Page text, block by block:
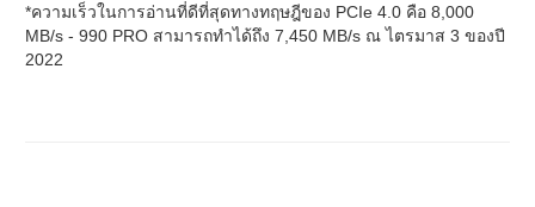
*ความเร็วในการอ่านที่ดีที่สุดทางทฤษฎีของ PCIe 4.0 คือ 8,000
MB/s - 990 PRO สามารถทำได้ถึง 7,450 MB/s ณ ไตรมาส 3 ของปี
2022